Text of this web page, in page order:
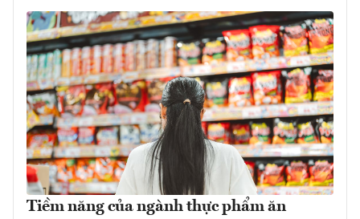
Tiềm năng của ngành thực phẩm ăn